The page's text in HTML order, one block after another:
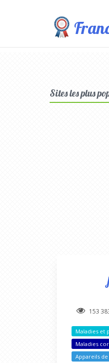
Sites les plus
153
Maladies et
Maladies
Appareils